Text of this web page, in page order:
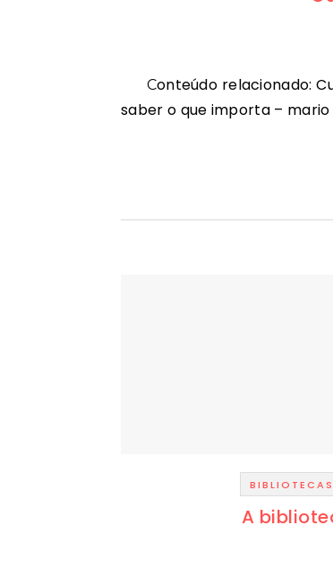
Conteúdo relacionado: Curadoria digital | revista rbe A era da curadoria – o que importa é
saber o que importa –
A